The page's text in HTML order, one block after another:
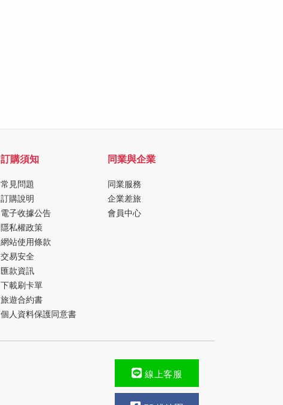
訂購須知
常見問題
訂購說明
電子收據公告
隱私權政策
網站使用條款
交易安全
匯款資訊
下載刷卡單
旅遊合約書
個人資料保護同意書
同業與企業
同業服務
企業差旅
會員中心
線上客服